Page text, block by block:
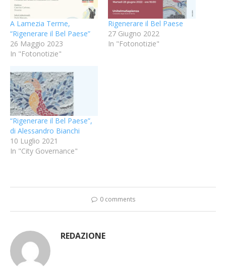
A Lamezia Terme,
“Rigenerare il Bel Paese”
26 Maggio 2023
In "Fotonotizie"
Rigenerare il Bel Paese
27 Giugno 2022
In "Fotonotizie"
“Rigenerare il Bel Paese”,
di Alessandro Bianchi
10 Luglio 2021
In "City Governance"
0 comments
REDAZIONE